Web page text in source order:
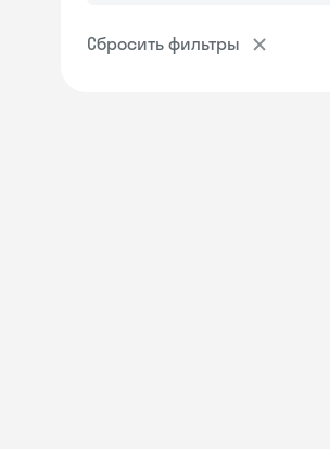
Сбросить фильтры